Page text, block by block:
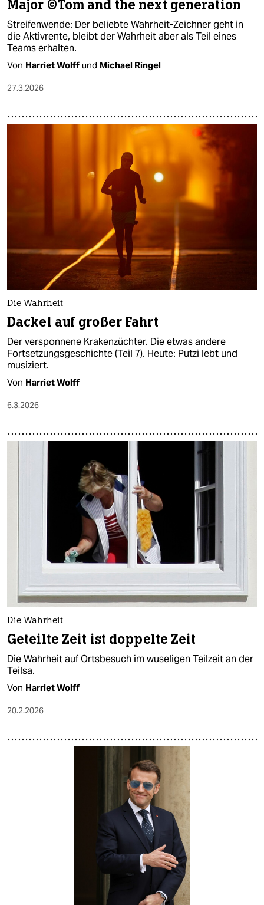
Major ©Tom and the next generation​
Streifenwende: Der beliebte Wahrheit-Zeichner geht in
die Aktivrente, bleibt der Wahrheit aber als Teil eines
Teams erhalten. ​
Von Harriet Wolff und Michael Ringel
27.3.2026
Die Wahrheit
Dackel auf großer Fahrt
Der versponnene Krakenzüchter. Die etwas andere
Fortsetzungs­geschichte (Teil 7). Heute: Putzi lebt und
musiziert.
Von Harriet Wolff
6.3.2026
Die Wahrheit
Geteilte Zeit ist doppelte Zeit
Die Wahrheit auf Ortsbesuch im wuseligen Teilzeit an der
Teilsa.
Von Harriet Wolff
20.2.2026